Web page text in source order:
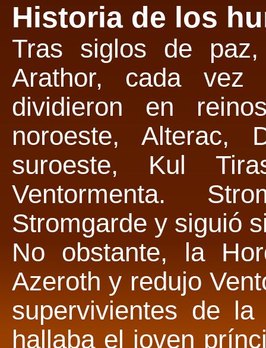
Historia de los
Tras siglos de
Arathor, cada vez
dividieron en
noroeste, Alterac,
suroeste, Kul
Ventormenta.
Stromgarde y siguió
No obstante, la
Azeroth y redujo
supervivientes de
hallaba el joven